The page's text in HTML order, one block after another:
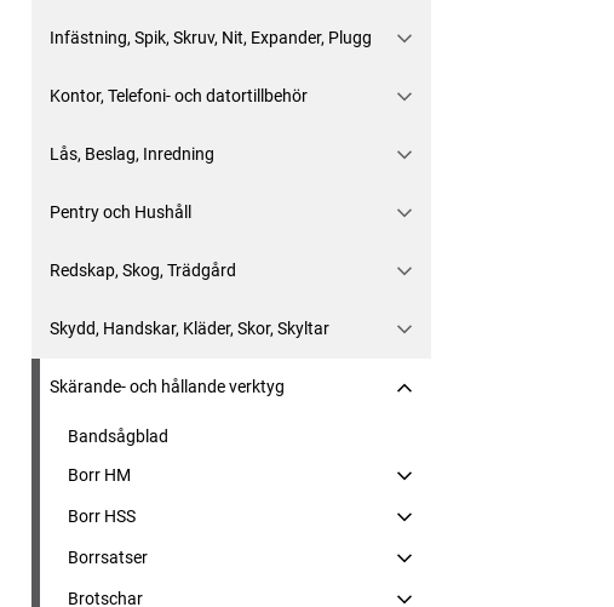
Infästning, Spik, Skruv, Nit, Expander, Plugg
Kontor, Telefoni- och datortillbehör
Lås, Beslag, Inredning
Pentry och Hushåll
Redskap, Skog, Trädgård
Skydd, Handskar, Kläder, Skor, Skyltar
Skärande- och hållande verktyg
Bandsågblad
Borr HM
Borr HSS
Borrsatser
Brotschar